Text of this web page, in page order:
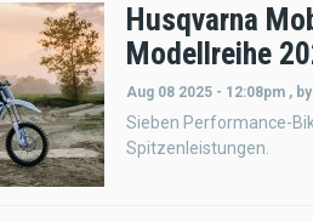
Husqvarna
Modellreihe
Aug 08 2025 - 12:08pm , by
Sieben Performance-
Spitzenleistungen.